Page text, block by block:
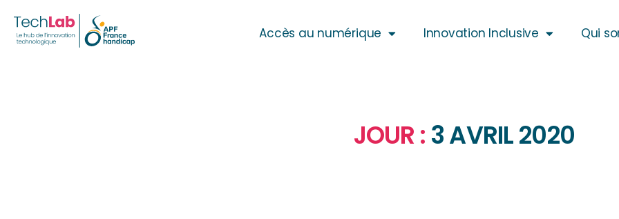
Accès au numérique Innovation Inclusive Qui
JOUR : 3 AVRIL 2020